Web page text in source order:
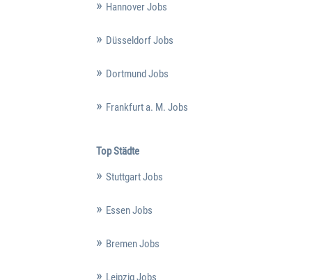
Hannover Jobs
Düsseldorf Jobs
Dortmund Jobs
Frankfurt a. M. Jobs
Top Städte
Stuttgart Jobs
Essen Jobs
Bremen Jobs
Leipzig Jobs